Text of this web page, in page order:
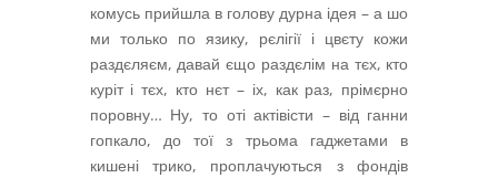
комусь прийшла в голову дурна ідея – а шо
ми только по язику, рєлігії і цвєту кожи
раздєляєм, давай єщо раздєлім на тєх, кто
куріт і тєх, кто нєт – іх, как раз, прімєрно
поровну… Ну, то оті актівісти – від ганни
гопкало, до тої з трьома гаджетами в
кишені трико, проплачуються з фондів